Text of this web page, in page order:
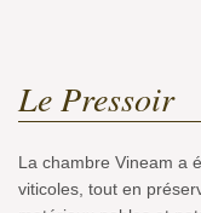
Le Pressoir
La chambre Vineam a
viticoles, tout en